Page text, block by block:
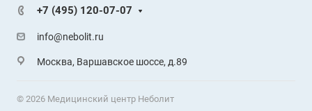
+7 (495) 120-07-07
info@nebolit.ru
Москва, Варшавское шоссе, д.89
© 2026 Медицинский центр Неболит